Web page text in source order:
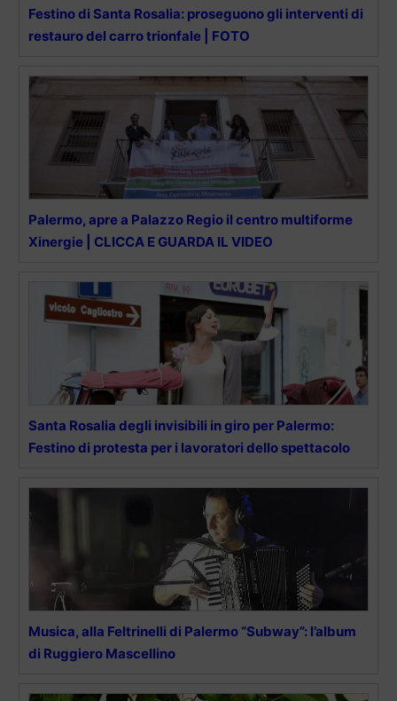
Festino di Santa Rosalia: proseguono gli interventi di
restauro del carro trionfale | FOTO
Palermo, apre a Palazzo Regio il centro multiforme
Xinergie | CLICCA E GUARDA IL VIDEO
Santa Rosalia degli invisibili in giro per Palermo:
Festino di protesta per i lavoratori dello spettacolo
Musica, alla Feltrinelli di Palermo “Subway”: l’album
di Ruggiero Mascellino